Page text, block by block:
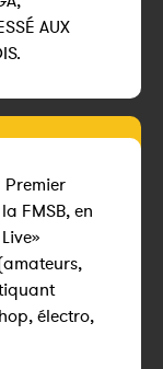
AUX
FMSB, en
électro,